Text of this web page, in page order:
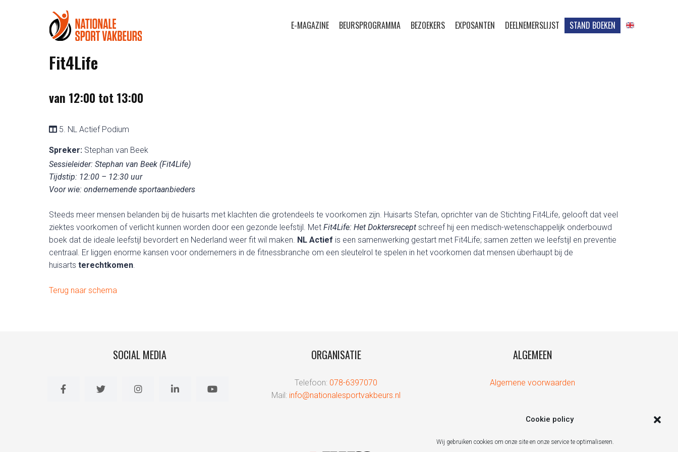
Cookie policy
Wij gebruiken cookies om onze site en onze service te optimaliseren.
E-MAGAZINE BEURSPROGRAMMA BEZOEKERS EXPOSANTEN DEELNEMERSLIJST STAND BOEKEN
Fit4Life
van 12:00 tot 13:00
5. NL Actief Podium
Spreker: Stephan van Beek
Sessieleider: Stephan van Beek (Fit4Life)
Tijdstip: 12:00 – 12:30 uur
Voor wie: ondernemende sportaanbieders
Steeds meer mensen belanden bij de huisarts met klachten die grotendeels te voorkomen zijn. Huisarts Stefan, oprichter van de Stichting Fit4Life, gelooft dat veel
ziektes voorkomen of verlicht kunnen worden door een gezonde leefstijl. Met Fit4Life: Het Doktersrecept schreef hij een medisch-wetenschappelijk onderbouwd
boek dat de ideale leefstijl bevordert en Nederland weer fit wil maken. NL Actief is een samenwerking gestart met Fit4Life; samen zetten we leefstijl en preventie
centraal. Er liggen enorme kansen voor ondernemers in de fitnessbranche om een sleutelrol te spelen in het voorkomen dat mensen überhaupt bij de
huisarts terechtkomen
Terug naar schema
SOCIAL MEDIA ORGANISATIE
Telefoon: 078-6397070
Mail: info@nationalesportvakbeurs.nl
ALGEMEEN
Algemene voorwaarden